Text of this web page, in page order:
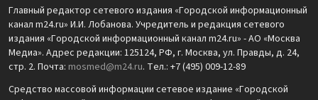
Главный редактор сетевого издания «Городской информационный
канал m24.ru» И.И. Лобанова. Учредитель и редакция сетевого
издания «Городской информационный канал m24.ru» - АО «Москва
Медиа». Адрес редакции: 125124, РФ, г. Москва, ул. Правды, д. 24,
стр. 2. Почта: mosmed@m24.ru. Тел.: +7 (495) 009-12-89
Средство массовой информации сетевое издание «Городской